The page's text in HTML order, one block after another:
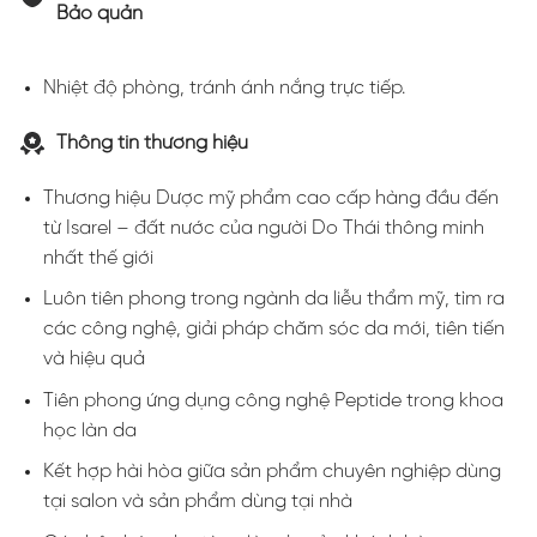
Bảo quản
Nhiệt độ phòng, tránh ánh nắng trực tiếp.
Thông tin thương hiệu
Thương hiệu Dược mỹ phẩm cao cấp hàng đầu đến
từ Isarel – đất nước của người Do Thái thông minh
nhất thế giới
Luôn tiên phong trong ngành da liễu thẩm mỹ, tìm ra
các công nghệ, giải pháp chăm sóc da mới, tiên tiến
và hiệu quả
Tiên phong ứng dụng công nghệ Peptide trong khoa
học làn da
Kết hợp hài hòa giữa sản phẩm chuyên nghiệp dùng
tại salon và sản phẩm dùng tại nhà